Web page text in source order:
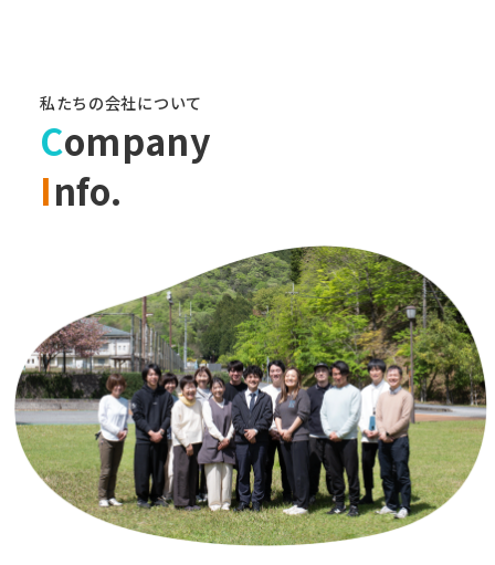
私たちの会社について
Company
Info.